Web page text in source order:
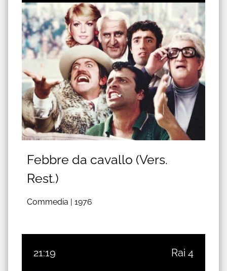
Febbre da cavallo (Vers.
Rest.)
Commedia | 1976
21:19 Rai 4